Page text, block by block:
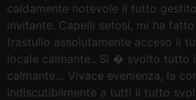
caldamente notevole il tutto
invitante. Capelli setosi, mi ha
trastullo assolutamente acceso il
locale calmante.. Si � svolto tutto
calmante… Vivace evenienza, la
indiscutibilmente a tutti il tutto